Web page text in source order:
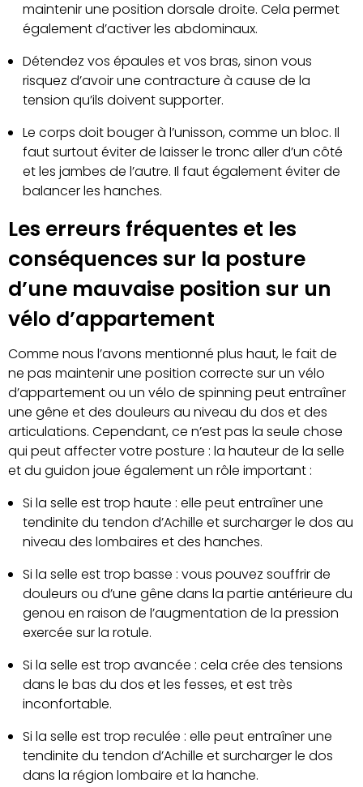
maintenir une position dorsale droite. Cela permet
également d’activer les abdominaux.
Détendez vos épaules et vos bras, sinon vous
risquez d’avoir une contracture à cause de la
tension qu’ils doivent supporter.
Le corps doit bouger à l’unisson, comme un bloc. Il
faut surtout éviter de laisser le tronc aller d’un côté
et les jambes de l’autre. Il faut également éviter de
balancer les hanches.
Les erreurs fréquentes et les
conséquences sur la posture
d’une mauvaise position sur un
vélo d’appartement
Comme nous l’avons mentionné plus haut, le fait de
ne pas maintenir une position correcte sur un vélo
d’appartement ou un vélo de spinning peut entraîner
une gêne et des douleurs au niveau du dos et des
articulations. Cependant, ce n’est pas la seule chose
qui peut affecter votre posture : la hauteur de la selle
et du guidon joue également un rôle important :
Si la selle est trop haute : elle peut entraîner une
tendinite du tendon d’Achille et surcharger le dos au
niveau des lombaires et des hanches.
Si la selle est trop basse : vous pouvez souffrir de
douleurs ou d’une gêne dans la partie antérieure du
genou en raison de l’augmentation de la pression
exercée sur la rotule.
Si la selle est trop avancée : cela crée des tensions
dans le bas du dos et les fesses, et est très
inconfortable.
Si la selle est trop reculée : elle peut entraîner une
tendinite du tendon d’Achille et surcharger le dos
dans la région lombaire et la hanche.